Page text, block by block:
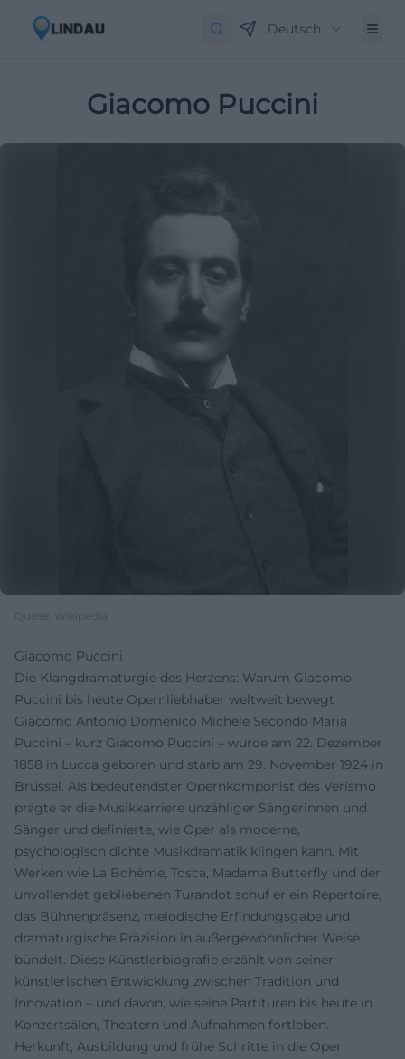
Deutsch
Giacomo Puccini
Quelle: Wikipedia
Giacomo Puccini
Die Klangdramaturgie des Herzens: Warum Giacomo
Puccini bis heute Opernliebhaber weltweit bewegt
Giacomo Antonio Domenico Michele Secondo Maria
Puccini – kurz Giacomo Puccini – wurde am 22. Dezember
1858 in Lucca geboren und starb am 29. November 1924 in
Brüssel. Als bedeutendster Opernkomponist des Verismo
prägte er die Musikkarriere unzähliger Sängerinnen und
Sänger und definierte, wie Oper als moderne,
psychologisch dichte Musikdramatik klingen kann. Mit
Werken wie La Bohème, Tosca, Madama Butterfly und der
unvollendet gebliebenen Turandot schuf er ein Repertoire,
das Bühnenpräsenz, melodische Erfindungsgabe und
dramaturgische Präzision in außergewöhnlicher Weise
bündelt. Diese Künstlerbiografie erzählt von seiner
künstlerischen Entwicklung zwischen Tradition und
Innovation – und davon, wie seine Partituren bis heute in
Konzertsälen, Theatern und Aufnahmen fortleben.
Herkunft, Ausbildung und frühe Schritte in die Oper